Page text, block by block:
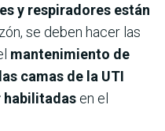
y respiradores están
se deben hacer las
mantenimiento de
camas de la UTI
habilitadas en el